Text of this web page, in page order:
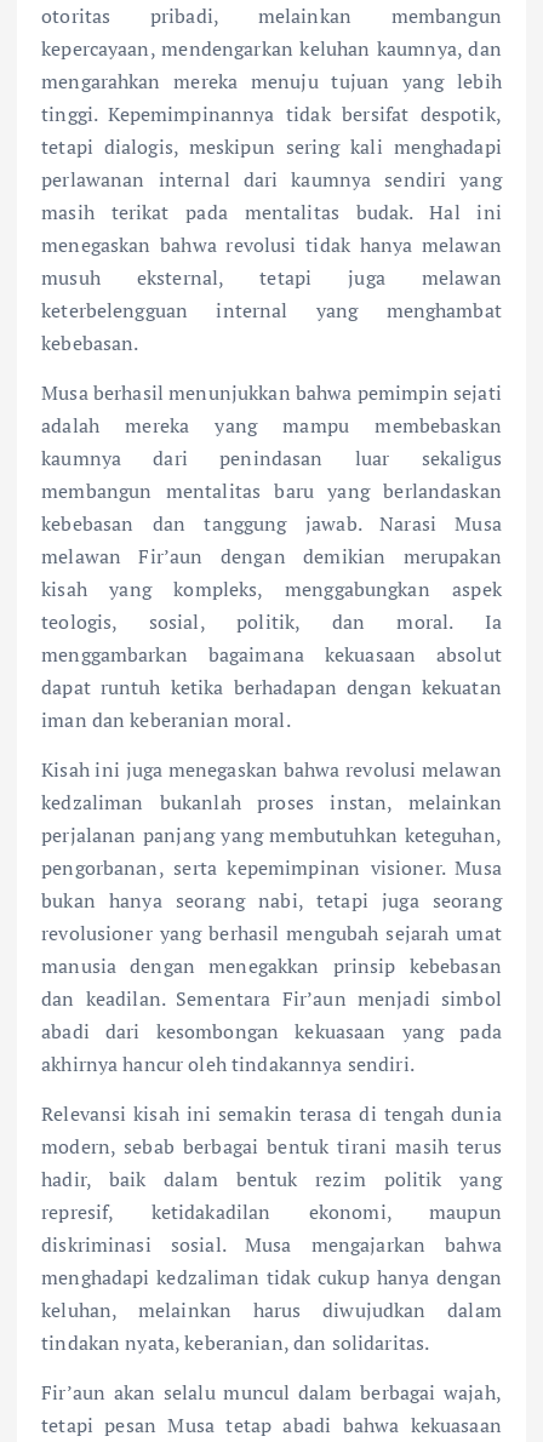
otoritas pribadi, melainkan membangun
kepercayaan, mendengarkan keluhan kaumnya, dan
mengarahkan mereka menuju tujuan yang lebih
tinggi. Kepemimpinannya tidak bersifat despotik,
tetapi dialogis, meskipun sering kali menghadapi
perlawanan internal dari kaumnya sendiri yang
masih terikat pada mentalitas budak. Hal ini
menegaskan bahwa revolusi tidak hanya melawan
musuh eksternal, tetapi juga melawan
keterbelengguan internal yang menghambat
kebebasan.
Musa berhasil menunjukkan bahwa pemimpin sejati
adalah mereka yang mampu membebaskan
kaumnya dari penindasan luar sekaligus
membangun mentalitas baru yang berlandaskan
kebebasan dan tanggung jawab. Narasi Musa
melawan Fir’aun dengan demikian merupakan
kisah yang kompleks, menggabungkan aspek
teologis, sosial, politik, dan moral. Ia
menggambarkan bagaimana kekuasaan absolut
dapat runtuh ketika berhadapan dengan kekuatan
iman dan keberanian moral.
Kisah ini juga menegaskan bahwa revolusi melawan
kedzaliman bukanlah proses instan, melainkan
perjalanan panjang yang membutuhkan keteguhan,
pengorbanan, serta kepemimpinan visioner. Musa
bukan hanya seorang nabi, tetapi juga seorang
revolusioner yang berhasil mengubah sejarah umat
manusia dengan menegakkan prinsip kebebasan
dan keadilan. Sementara Fir’aun menjadi simbol
abadi dari kesombongan kekuasaan yang pada
akhirnya hancur oleh tindakannya sendiri.
Relevansi kisah ini semakin terasa di tengah dunia
modern, sebab berbagai bentuk tirani masih terus
hadir, baik dalam bentuk rezim politik yang
represif, ketidakadilan ekonomi, maupun
diskriminasi sosial. Musa mengajarkan bahwa
menghadapi kedzaliman tidak cukup hanya dengan
keluhan, melainkan harus diwujudkan dalam
tindakan nyata, keberanian, dan solidaritas.
Fir’aun akan selalu muncul dalam berbagai wajah,
tetapi pesan Musa tetap abadi bahwa kekuasaan